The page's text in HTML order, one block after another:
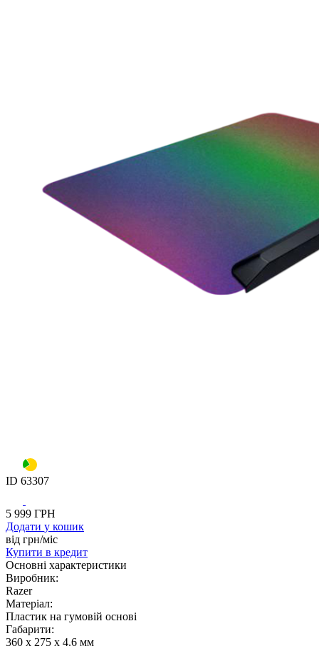
ID 63307
5 999 ГРН
Додати у кошик
від грн/мiс
Купити в кредит
Основнi характеристики
Виробник:
Razer
Матеріал:
Пластик на гумовій основі
Габарити:
360 x 275 x 4.6 мм